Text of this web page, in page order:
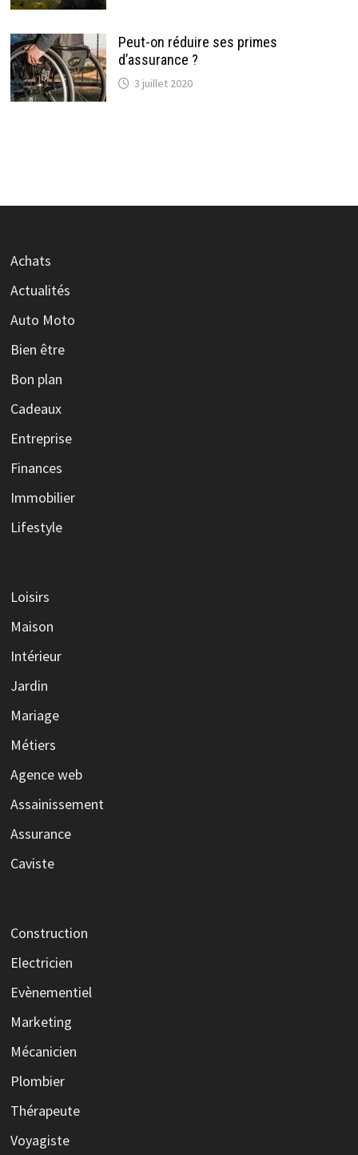
Peut-on réduire ses primes
d’assurance ?
3 juillet 2020
Achats
Actualités
Auto Moto
Bien être
Bon plan
Cadeaux
Entreprise
Finances
Immobilier
Lifestyle
Loisirs
Maison
Intérieur
Jardin
Mariage
Métiers
Agence web
Assainissement
Assurance
Caviste
Construction
Electricien
Evènementiel
Marketing
Mécanicien
Plombier
Thérapeute
Voyagiste